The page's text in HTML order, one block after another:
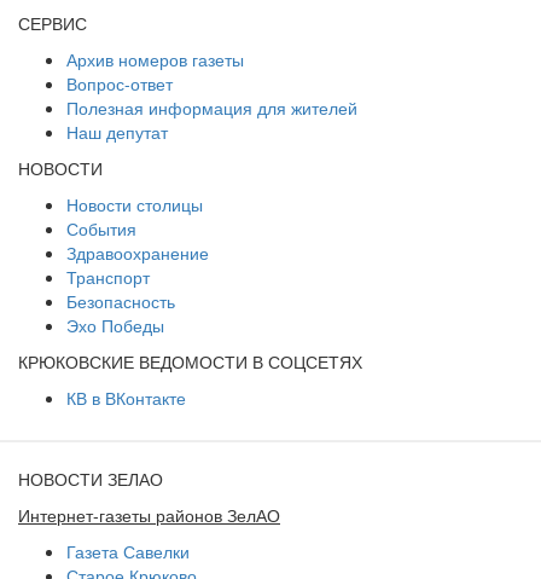
СЕРВИС
Архив номеров газеты
Вопрос-ответ
Полезная информация для жителей
Наш депутат
НОВОСТИ
Новости столицы
События
Здравоохранение
Транспорт
Безопасность
Эхо Победы
КРЮКОВСКИЕ ВЕДОМОСТИ В СОЦСЕТЯХ
КВ в ВКонтакте
НОВОСТИ ЗЕЛАО
Интернет-газеты районов ЗелАО
Газета Савелки